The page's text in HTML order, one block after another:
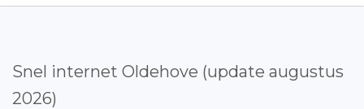
Snel internet Oldehove (update augustus
2026)